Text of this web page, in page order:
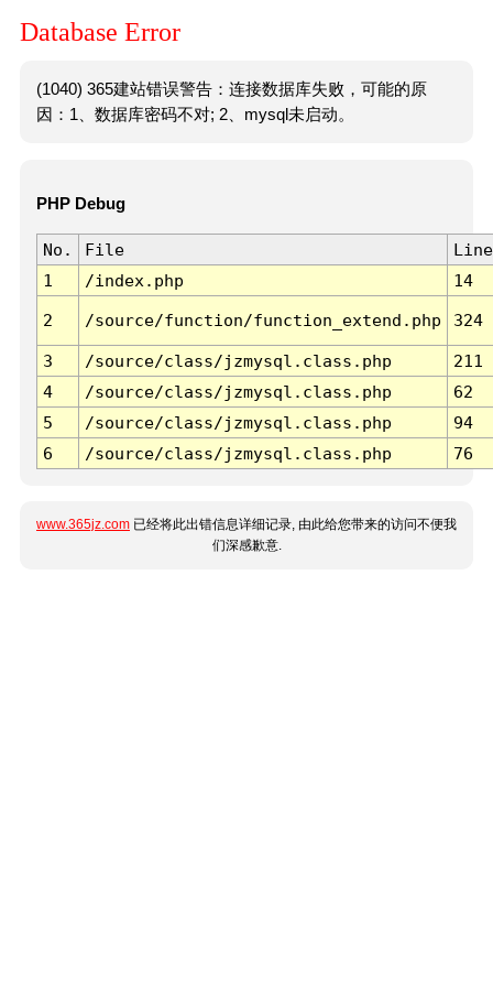
Database Error
(1040) 365建站错误警告：连接数据库失败，可能的原
因：1、数据库密码不对; 2、mysql未启动。
PHP Debug
No. File
Line
1
/index.php 14
2 /source/function/function_extend.php 324
3 /source/class/jzmysql.class.php
211
4
/source/class/jzmysql.class.php
62
5
/source/class/jzmysql.class.php
94
6
/source/class/jzmysql.class.php 76
www.365jz.com 已经将此出错信息详细记录, 由此给您带来的访问不便我
们深感歉意.